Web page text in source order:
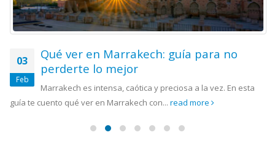
03
Feb
Qué ver en Marrakech: guía para no
perderte lo mejor
Marrakech es intensa, caótica y preciosa a la vez. En esta
guía te cuento qué ver en Marrakech con... read more